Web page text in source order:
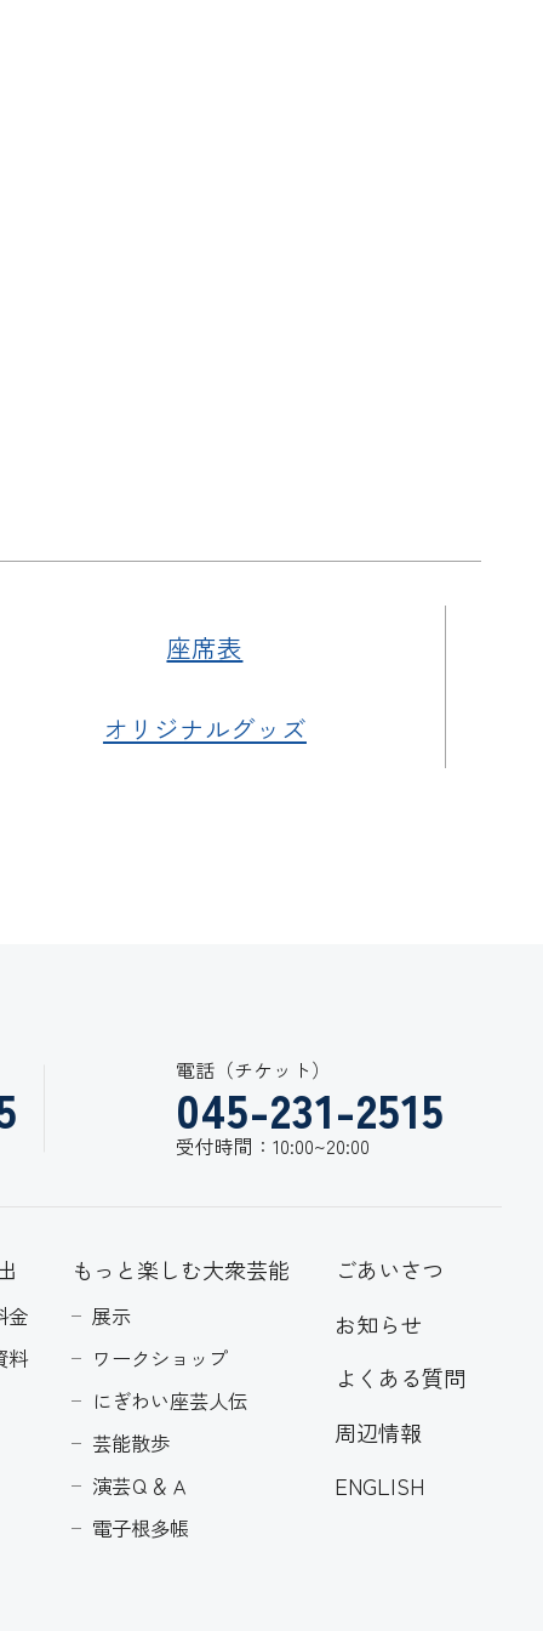
座席表
オリジナルグッズ
電話（チケット）
045-231-2515
受付時間：10:00~20:00
金
料
もっと楽しむ大衆芸能
展示
ワークショップ
にぎわい座芸人伝
芸能散歩
演芸Ｑ＆Ａ
電子根多帳
ごあいさつ
お知らせ
よくある質問
周辺情報
ENGLISH